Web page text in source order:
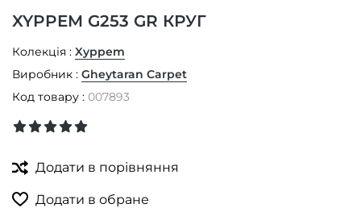
XYPPEM G253 GR КРУГ
Колекція : Xyppem
Виробник : Gheytaran Carpet
Код товару : 007893
Додати в порівняння
Додати в обране